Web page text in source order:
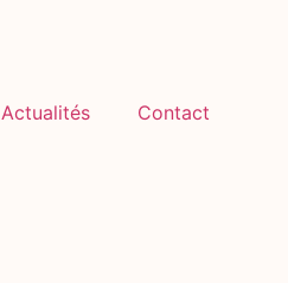
Actualités Contact